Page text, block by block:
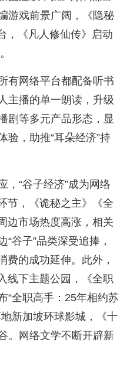
游戏前景广阔，《隐秘
，《凡人修仙传》启动
有网络平台都配备听书
主播的单一朗读，升级
剧等多元产品形态，显
验，助推“耳朵经济”持
，“谷子经济”成为网络
节，《诡秘之主》《全
边市场热度高涨，相关
谷子”品类深受追捧，
费的成功延伸。此外，
线下主题公园，《全职
“全职高手：25年相约苏
新加坡环球影城，《十
。网络文学不断开辟新